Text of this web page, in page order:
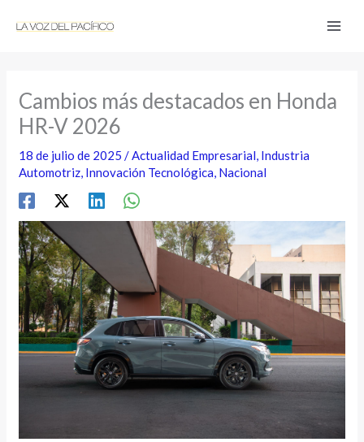
Cambios más destacados en Honda
HR-V 2026
18 de julio de 2025/Actualidad Empresarial, Industria
Automotriz, Innovación Tecnológica, Nacional